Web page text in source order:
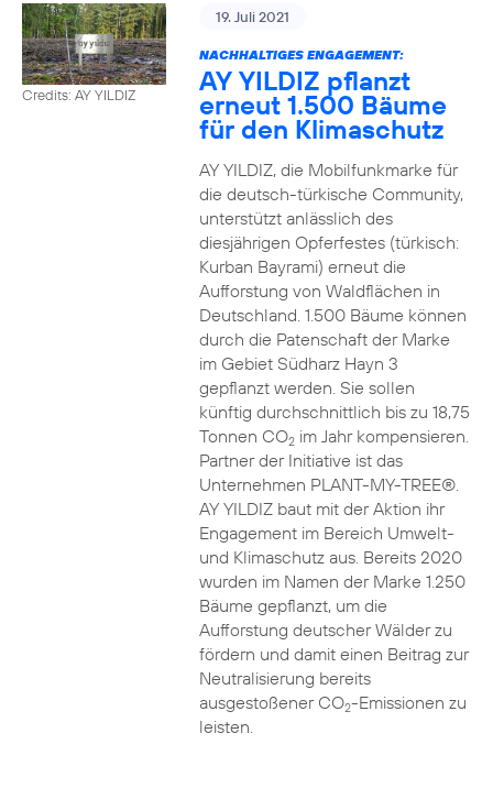
Credits: AY YILDIZ
19. Juli 2021
NACHHALTIGES ENGAGEMENT:
AY YILDIZ pflanzt
erneut 1.500 Bäume
für den Klimaschutz
AY YILDIZ, die Mobilfunkmarke für
die deutsch-türkische Community,
unterstützt anlässlich des
diesjährigen Opferfestes (türkisch:
Kurban Bayrami) erneut die
Aufforstung von Waldflächen in
Deutschland. 1.500 Bäume können
durch die Patenschaft der Marke
im Gebiet Südharz Hayn 3
gepflanzt werden. Sie sollen
künftig durchschnittlich bis zu 18,75
Tonnen CO2im Jahr kompensieren.
Partner der Initiative ist das
Unternehmen PLANT-MY-TREE®.
AY YILDIZ baut mit der Aktion ihr
Engagement im Bereich Umwelt-
und Klimaschutz aus. Bereits 2020
wurden im Namen der Marke 1.250
Bäume gepflanzt, um die
Aufforstung deutscher Wälder zu
fördern und damit einen Beitrag zur
Neutralisierung bereits
ausgestoßener CO2-Emissionen zu
leisten.